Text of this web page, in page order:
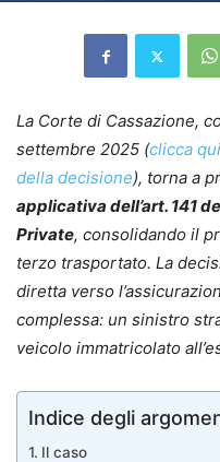
La Corte di Cassazione,
settembre 2025 (clicca
della decisione), torna a
applicativa dell’art. 141
Private, consolidando il
terzo trasportato. La
diretta verso
complessa: un sinistro
veicolo immatricolato
Indice degli
Il caso